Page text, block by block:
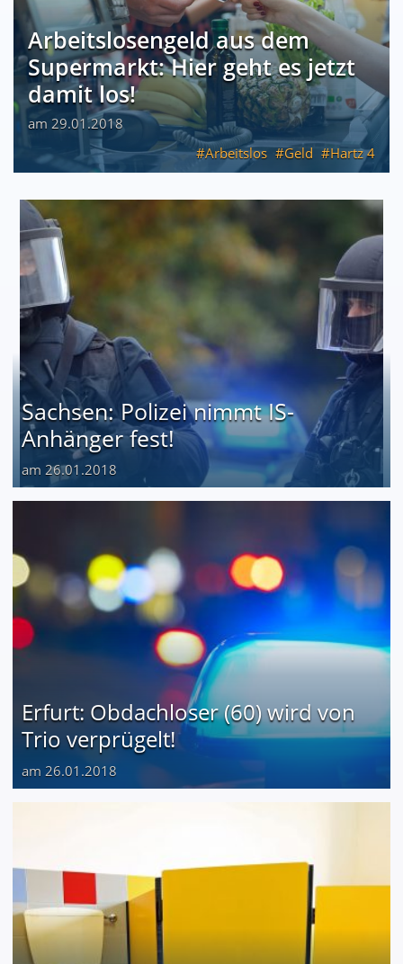
Arbeitslosengeld aus dem
Supermarkt: Hier geht es jetzt
damit los!
am 29.01.2018
Arbeitslos
Geld Hartz 4
Sachsen: Polizei nimmt IS-
Anhänger fest!
am 26.01.2018
Erfurt: Obdachloser (60) wird von
Trio verprügelt!
am 26.01.2018